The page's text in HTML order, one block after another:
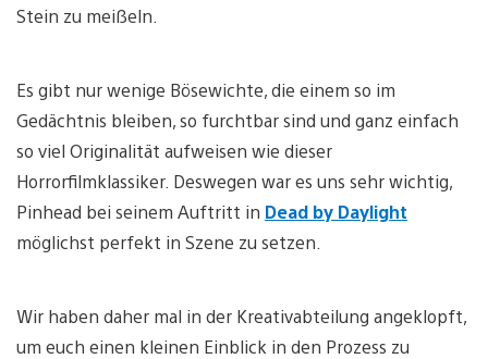
Stein zu meißeln.
Es gibt nur wenige Bösewichte, die einem so im
Gedächtnis bleiben, so furchtbar sind und ganz einfach
so viel Originalität aufweisen wie dieser
Horrorfilmklassiker. Deswegen war es uns sehr wichtig,
Pinhead bei seinem Auftritt in Dead by Daylight
möglichst perfekt in Szene zu setzen.
Wir haben daher mal in der Kreativabteilung angeklopft,
um euch einen kleinen Einblick in den Prozess zu